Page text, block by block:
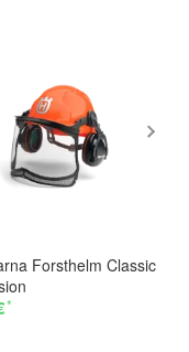
Forsthelm Classic
*